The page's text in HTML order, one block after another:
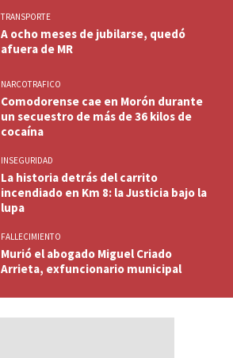
TRANSPORTE
A ocho meses de jubilarse, quedó
afuera de MR
NARCOTRAFICO
Comodorense cae en Morón durante
un secuestro de más de 36 kilos de
cocaína
INSEGURIDAD
La historia detrás del carrito
incendiado en Km 8: la Justicia bajo la
lupa
FALLECIMIENTO
Murió el abogado Miguel Criado
Arrieta, exfuncionario municipal